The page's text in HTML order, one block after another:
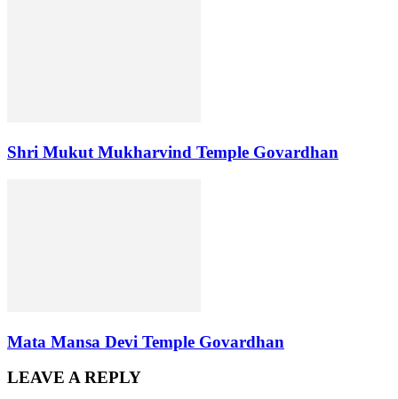
Shri Mukut Mukharvind Temple Govardhan
Mata Mansa Devi Temple Govardhan
LEAVE A REPLY